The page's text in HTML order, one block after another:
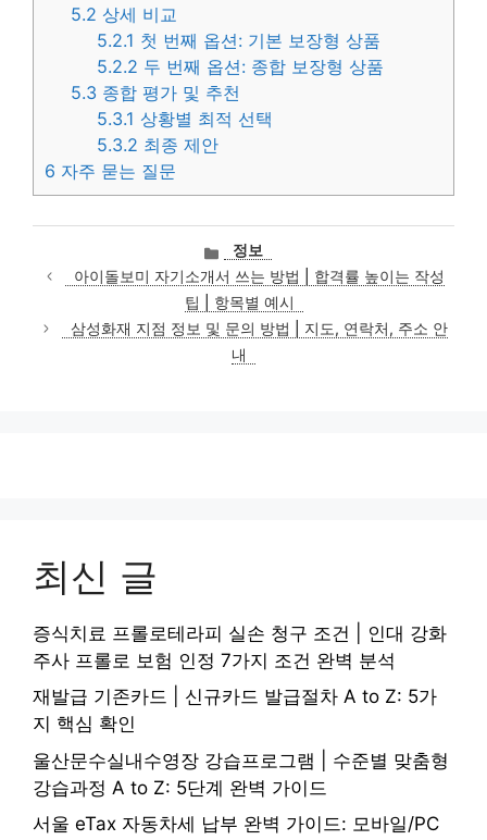
5.2 상세 비교
5.2.1 첫 번째 옵션: 기본 보장형 상품
5.2.2 두 번째 옵션: 종합 보장형 상품
5.3 종합 평가 및 추천
5.3.1 상황별 최적 선택
5.3.2 최종 제안
6 자주 묻는 질문
카
테
고
리
정보
아이돌보미 자기소개서 쓰는 방법 | 합격률 높이는 작성
팁 | 항목별 예시
삼성화재 지점 정보 및 문의 방법 | 지도, 연락처, 주소 안
내
최신 글
증식치료 프롤로테라피 실손 청구 조건 | 인대 강화
주사 프롤로 보험 인정 7가지 조건 완벽 분석
재발급 기존카드 | 신규카드 발급절차 A to Z: 5가
지 핵심 확인
울산문수실내수영장 강습프로그램 | 수준별 맞춤형
강습과정 A to Z: 5단계 완벽 가이드
서울 eTax 자동차세 납부 완벽 가이드: 모바일/PC